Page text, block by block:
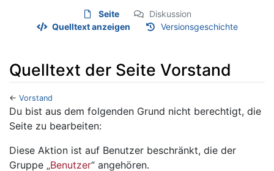
Seite
Diskussion
Quelltext anzeigen
Versionsgeschichte
Quelltext der Seite Vorstand
← Vorstand
Wechseln zu:Navigation,Suche
Du bist aus dem folgenden Grund nicht berechtigt, die
Seite zu bearbeiten:
Diese Aktion ist auf Benutzer beschränkt, die der
Gruppe „Benutzer“ angehören.